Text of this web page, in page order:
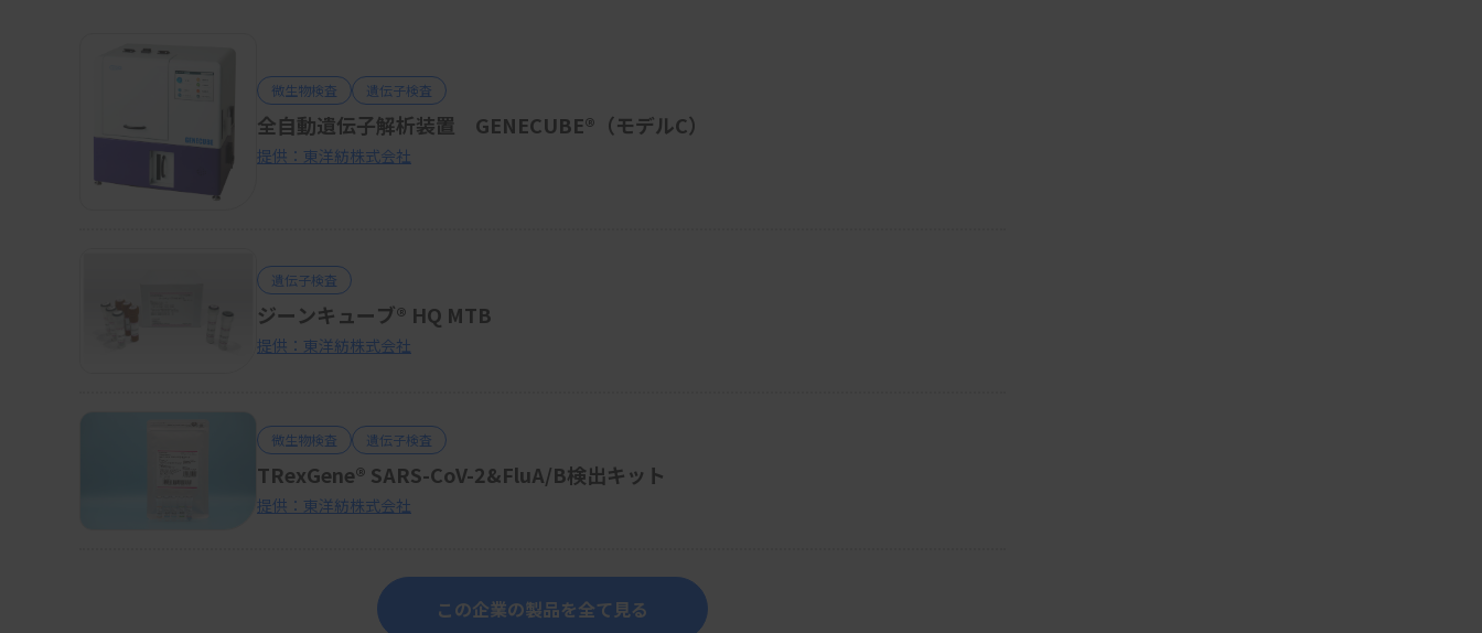
微生物検査 遺伝子検査
全自動遺伝子解析装置 GENECUBE®（モデルC）
提供：東洋紡株式会社
遺伝子検査
ジーンキューブ® HQ MTB
提供：東洋紡株式会社
微生物検査 遺伝子検査
TRexGene® SARS-CoV-2&FluA/B検出キット
提供：東洋紡株式会社
この企業の製品を全て見る